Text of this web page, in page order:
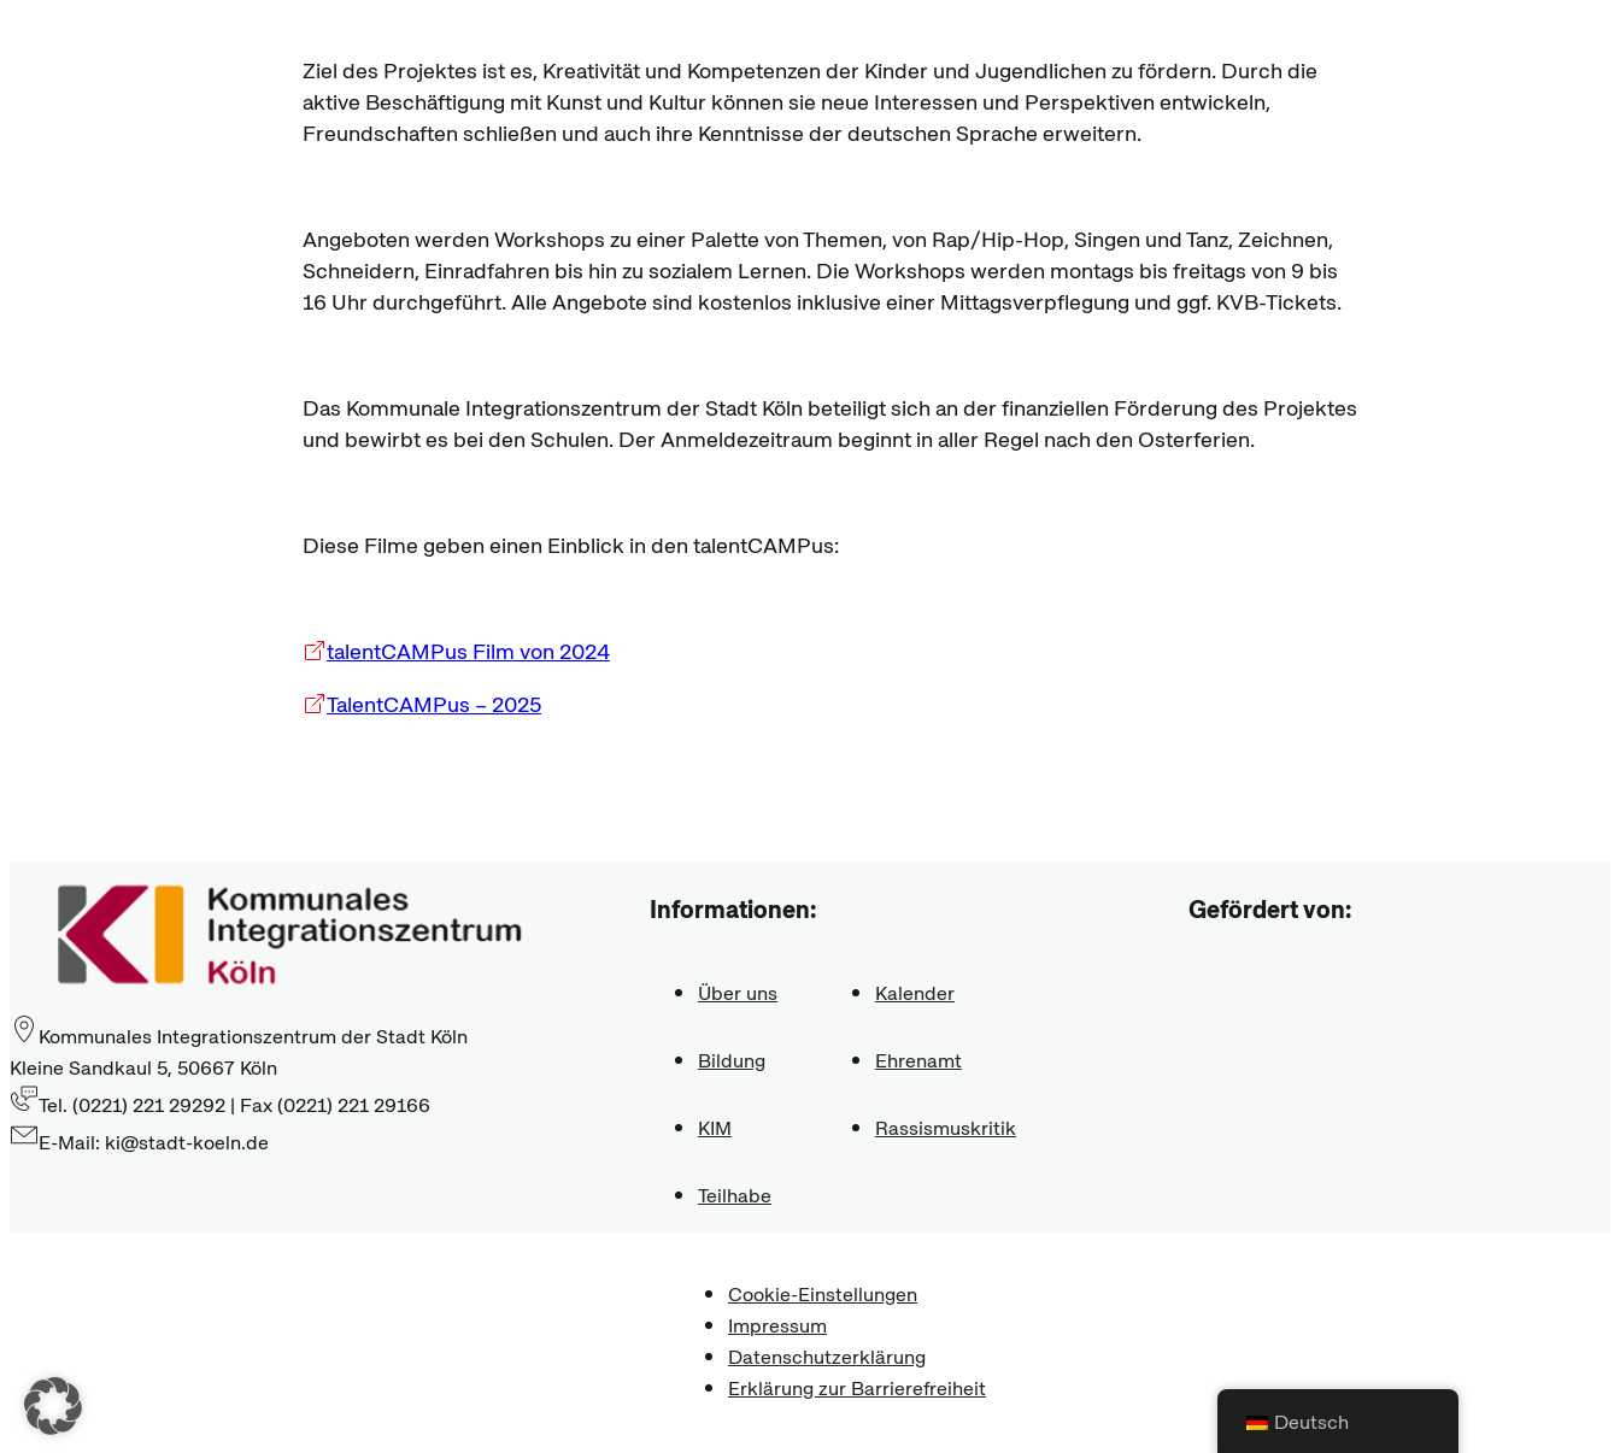
Ziel des Projektes ist es, Kreativität und Kompetenzen der Kinder und Jugendlichen zu fördern. Durch die
aktive Beschäftigung mit Kunst und Kultur können sie neue Interessen und Perspektiven entwickeln,
Freundschaften schließen und auch ihre Kenntnisse der deutschen Sprache erweitern.
Angeboten werden Workshops zu einer Palette von Themen, von Rap/Hip-Hop, Singen und Tanz, Zeichnen,
Schneidern, Einradfahren bis hin zu sozialem Lernen. Die Workshops werden montags bis freitags von 9 bis
16 Uhr durchgeführt. Alle Angebote sind kostenlos inklusive einer Mittagsverpflegung und ggf. KVB-Tickets.
Das Kommunale Integrationszentrum der Stadt Köln beteiligt sich an der finanziellen Förderung des Projektes
und bewirbt es bei den Schulen. Der Anmeldezeitraum beginnt in aller Regel nach den Osterferien.
Diese Filme geben einen Einblick in den talentCAMPus:
talentCAMPus Film von 2024
TalentCAMPus – 2025
Kommunales Integrationszentrum der Stadt Köln
Kleine Sandkaul 5, 50667 Köln
Tel. (0221) 221 29292 | Fax (0221) 221 29166
E-Mail: ki@stadt-koeln.de
Informationen:
Über uns Kalender
Bildung Ehrenamt
KIM Rassismuskritik
Teilhabe
Gefördert von:
Cookie-Einstellungen
Impressum
Datenschutzerklärung
Erklärung zur Barrierefreiheit
Deutsch